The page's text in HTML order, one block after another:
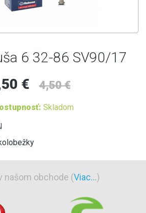
6 32-86 SV90/17
€
4,50 €
Skladom
našom obchode (Viac...)